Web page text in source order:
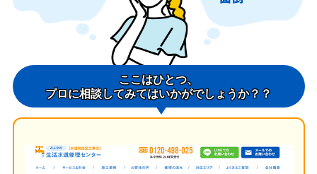
ここはひとつ、
プロに相談してみてはいかがでしょうか？？